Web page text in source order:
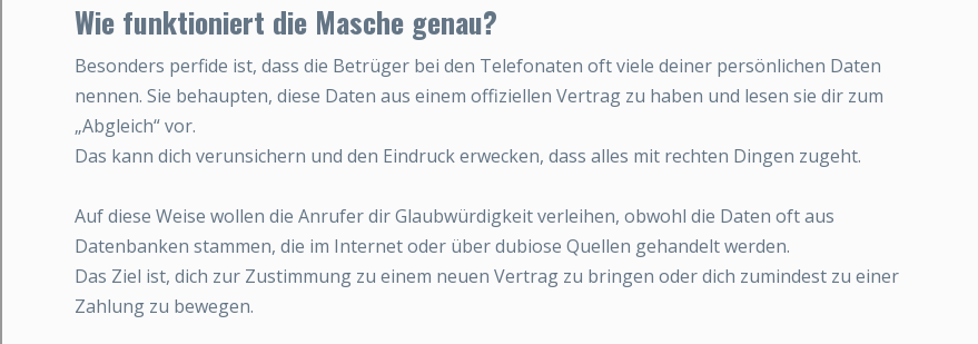
Wie funktioniert die Masche genau?
Besonders perfide ist, dass die Betrüger bei den Telefonaten oft viele deiner persönlichen Daten
nennen. Sie behaupten, diese Daten aus einem offiziellen Vertrag zu haben und lesen sie dir zum
„Abgleich“ vor.
Das kann dich verunsichern und den Eindruck erwecken, dass alles mit rechten Dingen zugeht.
Auf diese Weise wollen die Anrufer dir Glaubwürdigkeit verleihen, obwohl die Daten oft aus
Datenbanken stammen, die im Internet oder über dubiose Quellen gehandelt werden.
Das Ziel ist, dich zur Zustimmung zu einem neuen Vertrag zu bringen oder dich zumindest zu einer
Zahlung zu bewegen.